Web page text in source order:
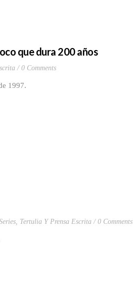
que dura 200 años
0 Comments
1997.
, Tertulia Y Prensa Escrita 0 Comments